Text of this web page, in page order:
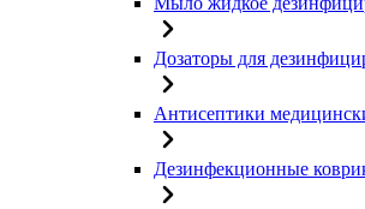
Дозаторы для
Антисептики
Дезинфекционные